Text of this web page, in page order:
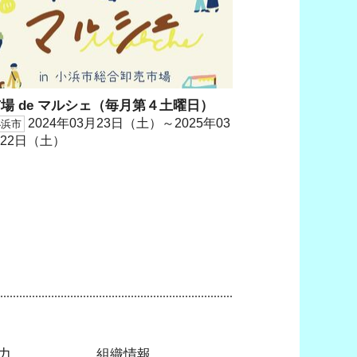
de マルシェ（毎月第４土曜日）
市 2024年03月23日（土）～2025年03
日（土）